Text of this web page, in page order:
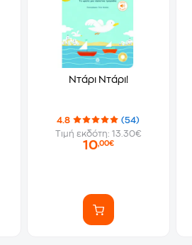
Ντάρι Ντάρι!
4.8
(54)
Τιμή εκδότη: 13.30€
10,00€